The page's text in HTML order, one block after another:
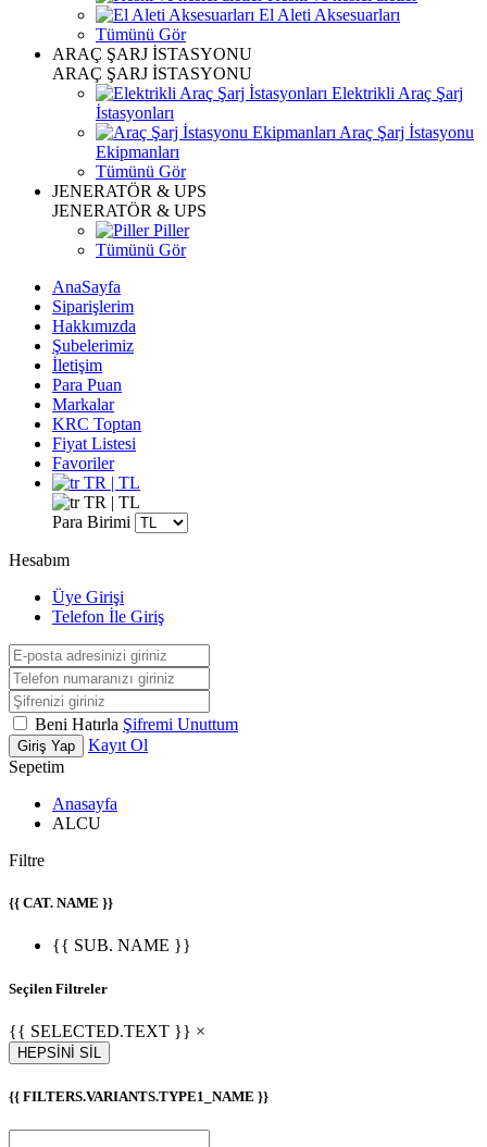
El Aleti Aksesuarları
Tümünü Gör
ARAÇ ŞARJ İSTASYONU
ARAÇ ŞARJ İSTASYONU
Elektrikli Araç Şarj
İstasyonları
Araç Şarj İstasyonu
Ekipmanları
Tümünü Gör
JENERATÖR & UPS
JENERATÖR & UPS
Piller
Tümünü Gör
AnaSayfa
Siparişlerim
Hakkımızda
Şubelerimiz
İletişim
Para Puan
Markalar
KRC Toptan
Fiyat Listesi
Favoriler
TR | TL
TR | TL
Para Birimi
Hesabım
Üye Girişi
Telefon İle Giriş
Beni Hatırla Şifremi Unuttum
Giriş Yap
Kayıt Ol
Sepetim
Anasayfa
ALCU
Filtre
{{ CAT. NAME }}
{{ SUB. NAME }}
Seçilen Filtreler
{{ SELECTED.TEXT }} ×
HEPSİNİ SİL
{{ FILTERS.VARIANTS.TYPE1_NAME }}